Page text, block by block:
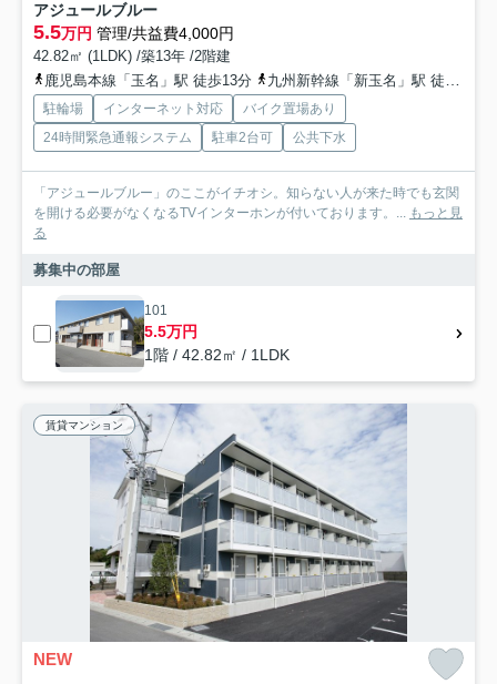
アジュールブルー
5.5万円 管理/共益費4,000円
42.82㎡ (1LDK) /築13年 /2階建
鹿児島本線「玉名」駅 徒歩13分
九州新幹線「新玉名」駅 徒歩53分
駐輪場 インターネット対応
バイク置場あり
24時間緊急通報システム
駐車2台可 公共下水
「アジュールブルー」のここがイチオシ。知らない人が来た時でも玄関
を開ける必要がなくなるTVインターホンが付いております。... もっと見
る
募集中の部屋
101
5.5万円
1階 / 42.82㎡ / 1LDK
賃貸マンション
NEW